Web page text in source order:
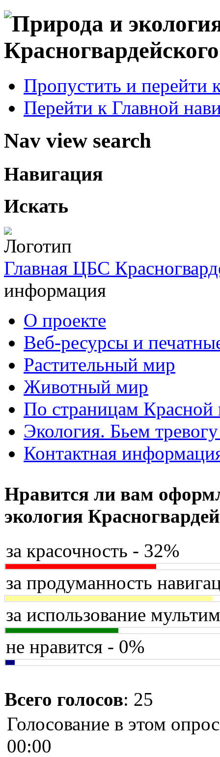
Пропустить и перейти
Перейти к Главной
Nav view search
Навигация
Искать
Главная ЦБС
информация
О проекте
Веб-ресурсы и
Растительный мир
Животный мир
По страницам Красной
Экология. Бьем
Контактная
Нравится ли вам
экология
за красочность - 32%
за продуманность
за использование
не нравится - 0%
Всего голосов: 25
Голосование в этом
00:00